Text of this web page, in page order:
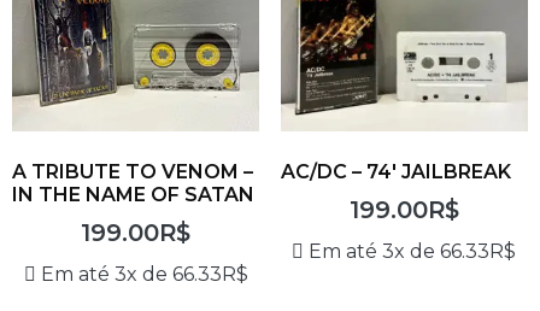
A TRIBUTE TO VENOM –
IN THE NAME OF SATAN
199.00R$
Em até 3x de 66.33R$
AC/DC – 74′ JAILBREAK
199.00R$
Em até 3x de66.33R$